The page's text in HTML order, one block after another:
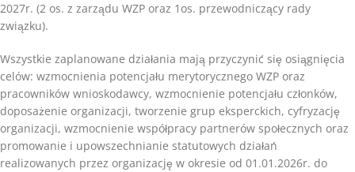
2027r. (2 os. z zarządu WZP oraz 1os. przewodniczący rady
związku).
Wszystkie zaplanowane działania mają przyczynić się osiągnięcia
celów: wzmocnienia potencjału merytorycznego WZP oraz
pracowników wnioskodawcy, wzmocnienie potencjału członków,
doposażenie organizacji, tworzenie grup eksperckich, cyfryzację
organizacji, wzmocnienie współpracy partnerów społecznych oraz
promowanie i upowszechnianie statutowych działań
realizowanych przez organizację w okresie od 01.01.2026r. do